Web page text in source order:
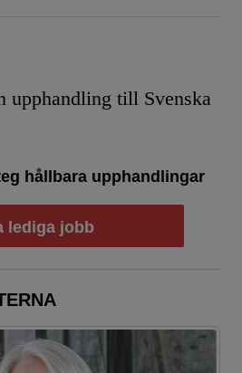
upphandling till Svenska
hållbara upphandlingar
lediga jobb